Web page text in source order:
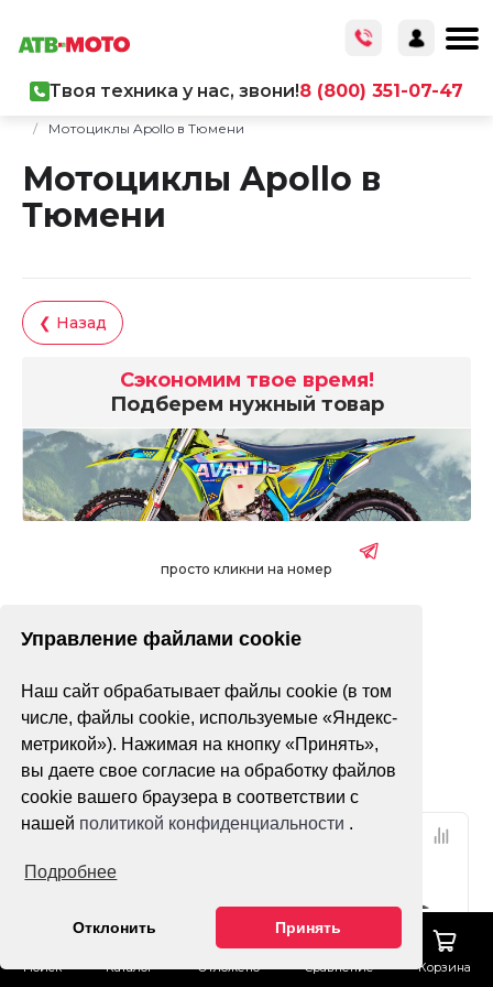
Управление файлами cookie
Наш сайт обрабатывает файлы cookie (в том
числе, файлы cookie, используемые «Яндекс-
метрикой»). Нажимая на кнопку «Принять»,
вы даете свое согласие на обработку файлов
cookie вашего браузера в соответствии с
нашей политикой конфиденциальности .
Подробнее
Отклонить Принять
Поиск Каталог Отложено Сравнение Корзина
Твоя техника у нас, звони!8 (800) 351-07-47
/
Мотоциклы Apollo в Тюмени
Мотоциклы Apollo в
Тюмени
❮ Назад
Сэкономим твое время!
Подберем нужный товар
просто кликни на номер
без ПТС с ПТС
Только в наличии
По популярности